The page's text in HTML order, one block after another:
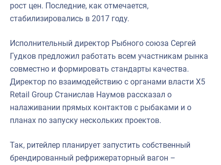
рост цен. Последние, как отмечается,
стабилизировались в 2017 году.
Исполнительный директор Рыбного союза Сергей
Гудков предложил работать всем участникам рынка
совместно и формировать стандарты качества.
Директор по взаимодействию с органами власти X5
Retail Group Станислав Наумов рассказал о
налаживании прямых контактов с рыбаками и о
планах по запуску нескольких проектов.
Так, ритейлер планирует запустить собственный
брендированный рефрижераторный вагон –